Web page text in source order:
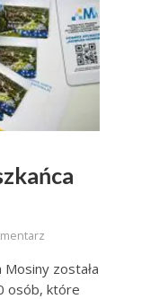
została
osób, które